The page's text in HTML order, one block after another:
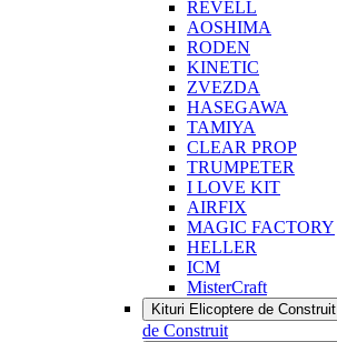
REVELL
AOSHIMA
RODEN
KINETIC
ZVEZDA
HASEGAWA
TAMIYA
CLEAR PROP
TRUMPETER
I LOVE KIT
AIRFIX
MAGIC FACTORY
HELLER
ICM
MisterCraft
Kituri Elicoptere de Construit
de Construit